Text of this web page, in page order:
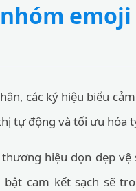
các ký hiệu biểu
tự động và tối ưu hóa
thương hiệu dọn dẹp
cam kết sạch sẽ